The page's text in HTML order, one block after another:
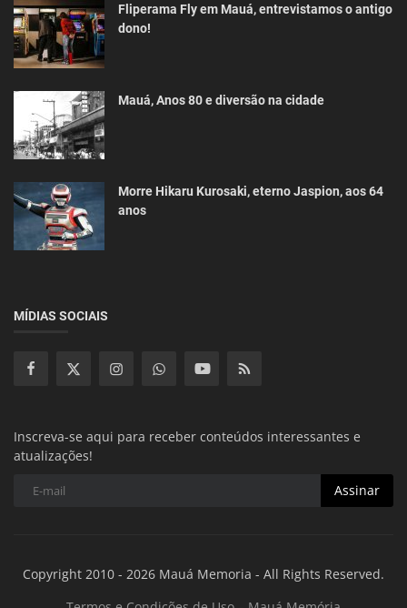
Fliperama Fly em Mauá, entrevistamos o antigo
dono!
Mauá, Anos 80 e diversão na cidade
Morre Hikaru Kurosaki, eterno Jaspion, aos 64
anos
MÍDIAS SOCIAIS
Inscreva-se aqui para receber conteúdos interessantes e
atualizações!
Assinar
Copyright 2010 - 2026 Mauá Memoria - All Rights Reserved.